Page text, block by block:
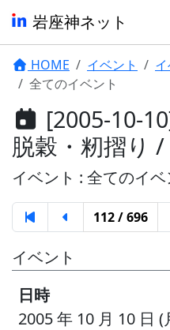
岩座神ネット
HOME イベント
全てのイベント
[2005-10-
脱穀・籾摺り
イベント : 全てのイ
112 / 696
イベント
日時
2005 年 10 月 10 日 (